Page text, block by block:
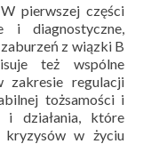
pierwszej części
i diagnostyczne,
z wiązki B
też wspólne
zakresie regulacji
tożsamości i
działania, które
kryzysów w życiu